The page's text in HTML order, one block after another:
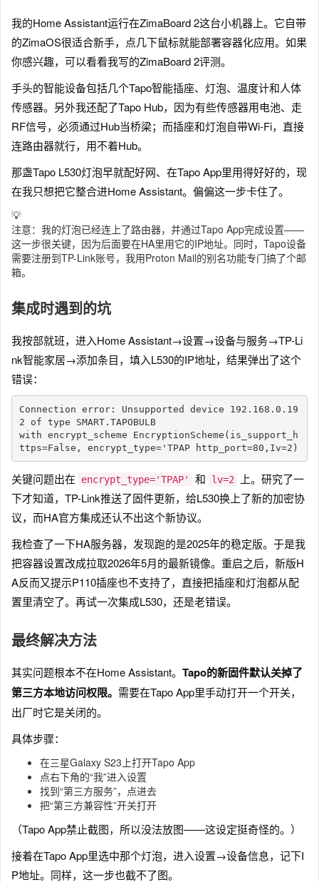
我的Home Assistant运行在ZimaBoard 2这台小机器上。它自带
的ZimaOS很适合新手，点几下鼠标就能部署容器化应用。如果
你感兴趣，可以看看我写的ZimaBoard 2评测。
手头的智能设备包括几个Tapo智能插座、灯泡、温度计和人体
传感器。另外我还配了Tapo Hub，因为有些传感器用电池、走
RF信号，必须通过Hub当桥梁；而插座和灯泡自带Wi-Fi，直接
连路由器就行，用不着Hub。
那盏Tapo L530灯泡早就配好网、在Tapo App里用得好好的，现
在我只想把它整合进Home Assistant。偏偏这一步卡住了。
💡
注意：我的灯泡已经连上了路由器，并通过Tapo App完成设置——
这一步很关键，因为后面要在HA里用它的IP地址。同时，Tapo设备
需要注册到TP-Link账号，我用Proton Mail的别名功能专门搞了个邮
箱。
集成时遇到的坑
我按部就班，进入Home Assistant→设置→设备与服务→TP-Li
nk智能家居→添加条目，填入L530的IP地址，结果弹出了这个
错误：
Connection error: Unsupported device 192.168.0.19
2 of type SMART.TAPOBULB
with encrypt_scheme EncryptionScheme(is_support_h
ttps=False, encrypt_type='TPAP http_port=80,Iv=2)
关键问题出在 encrypt_type='TPAP' 和 lv=2
上。研究了一
下才知道，TP-Link推送了固件更新，给L530换上了新的加密协
议，而HA官方集成还认不出这个新协议。
我检查了一下HA服务器，发现跑的是2025年的稳定版。于是我
把容器设置改成拉取2026年5月的最新镜像。重启之后，新版H
A反而又提示P110插座也不支持了，直接把插座和灯泡都从配
置里清空了。再试一次集成L530，还是老错误。
最终解决方法
其实问题根本不在Home Assistant。 Tapo的新固件默认关掉了
第三方本地访问权限。 需要在Tapo App里手动打开一个开关，
出厂时它是关闭的。
具体步骤：
在三星Galaxy S23上打开Tapo App
点右下角的“我”进入设置
找到“第三方服务”，点进去
把“第三方兼容性”开关打开
（Tapo App禁止截图，所以没法放图——这设定挺奇怪的。）
接着在Tapo App里选中那个灯泡，进入设置→设备信息，记下I
P地址。同样，这一步也截不了图。